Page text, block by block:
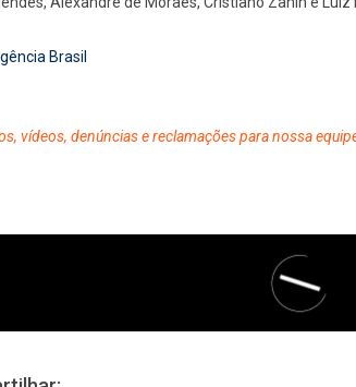
Brasil
vídeos, denúncias e reclamações para nossa